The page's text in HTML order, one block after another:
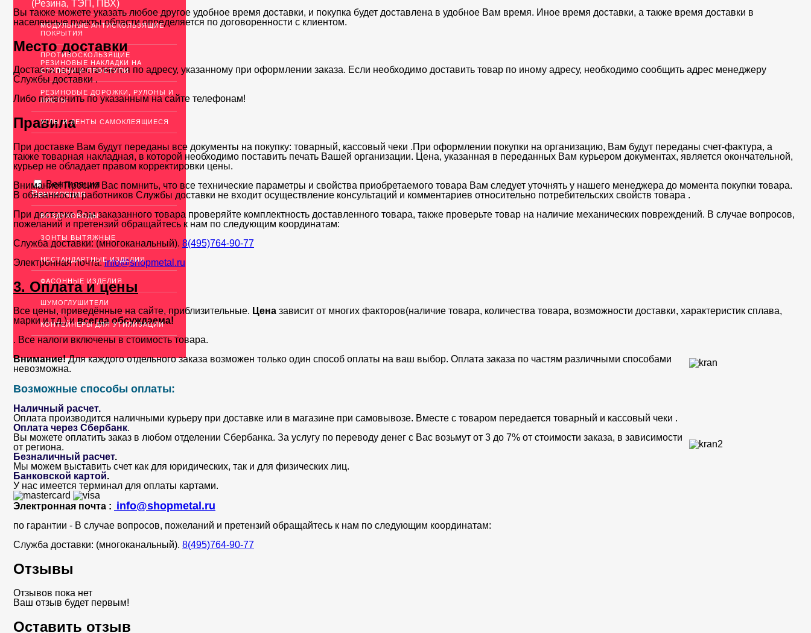
(Резина, ТЭП, ПВХ)
МОДУЛЬНЫЕ АНТИСКОЛЬЗЯЩИЕ
ПОКРЫТИЯ
ПРОТИВОСКОЛЬЗЯЩИЕ
РЕЗИНОВЫЕ НАКЛАДКИ НА
СТУПЕНИ И ПРОСТУПИ
РЕЗИНОВЫЕ ДОРОЖКИ, РУЛОНЫ И
ЛИСТЫ
УГЛЫ И ЛЕНТЫ САМОКЛЕЯЩИЕСЯ
Вентиляция
Вентиляция
ВОЗДУХОВОДЫ
ЗОНТЫ ВЫТЯЖНЫЕ
НЕСТАНДАРТНЫЕ ИЗДЕЛИЯ
ФАСОННЫЕ ИЗДЕЛИЯ
ШУМОГЛУШИТЕЛИ
КОНТЕЙНЕРЫ ДЛЯ УТИЛИЗАЦИИ
Вы также можете указать любое другое удобное время доставки, и покупка будет доставлена в удобное Вам время. Иное время доставки, а также время доставки в
населенные пункты области определяется по договоренности с клиентом.
Место доставки
Доставка осуществляется по адресу, указанному при оформлении заказа. Если необходимо доставить товар по иному адресу, необходимо сообщить адрес менеджеру
Службы доставки .
Либо позвонить по указанным на сайте телефонам!
Правила
При доставке Вам будут переданы все документы на покупку: товарный, кассовый чеки .При оформлении покупки на организацию, Вам будут переданы счет-фактура, а
также товарная накладная, в которой необходимо поставить печать Вашей организации. Цена, указанная в переданных Вам курьером документах, является окончательной,
курьер не обладает правом корректировки цены.
Внимание! Просим Вас помнить, что все технические параметры и свойства приобретаемого товара Вам следует уточнять у нашего менеджера до момента покупки товара.
В обязанности работников Службы доставки не входит осуществление консультаций и комментариев относительно потребительских свойств товара .
При доставке Вам заказанного товара проверяйте комплектность доставленного товара, также проверьте товар на наличие механических повреждений. В случае вопросов,
пожеланий и претензий обращайтесь к нам по следующим координатам:
Служба доставки: (многоканальный). 8(495)764-90-77
Электронная почта:info@shopmetal.ru
3. Оплата и цены
Все цены, приведённые на сайте, приблизительные. Цена зависит от многих факторов(наличие товара, количества товара, возможности доставки, характеристик сплава,
марки и.т.д.) ивсегда обсуждаема!
. Все налоги включены в стоимость товара.
Внимание!Для каждого отдельного заказа возможен только один способ оплаты на ваш выбор. Оплата заказа по частям различными способами
невозможна.
Возможные способы оплаты:
Наличный расчет.
Оплата производится наличными курьеру при доставке или в магазине при самовывозе. Вместе с товаром передается товарный и кассовый чеки .
Оплата через Сбербанк.
Вы можете оплатить заказ в любом отделении Сбербанка. За услугу по переводу денег с Вас возьмут от 3 до 7% от стоимости заказа, в зависимости
от региона.
Безналичный расчет.
Мы можем выставить счет как для юридических, так и для физических лиц.
Банковской картой.
У нас имеется терминал для оплаты картами.
Электронная почта : info@shopmetal.ru
по гарантии - В случае вопросов, пожеланий и претензий обращайтесь к нам по следующим координатам:
Служба доставки: (многоканальный). 8(495)764-90-77
Отзывы
Отзывов пока нет
Ваш отзыв будет первым!
Оставить отзыв